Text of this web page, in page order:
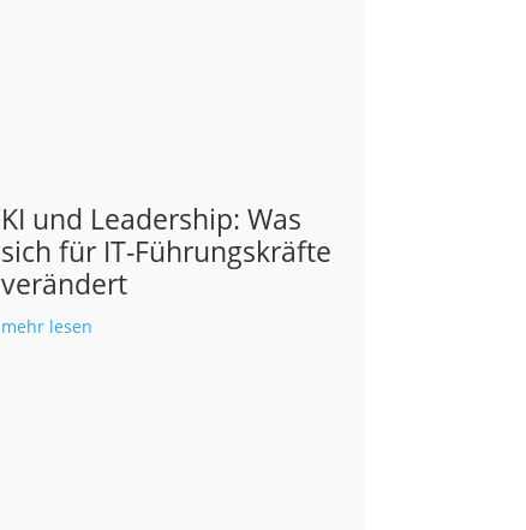
KI und Leadership: Was
sich für IT-Führungskräfte
verändert
mehr lesen